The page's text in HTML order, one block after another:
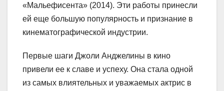
«Мальефисента» (2014). Эти работы принесли
ей еще большую популярность и признание в
кинематографической индустрии.
Первые шаги Джоли Анджелины в кино
привели ее к славе и успеху. Она стала одной
из самых влиятельных и уважаемых актрис в